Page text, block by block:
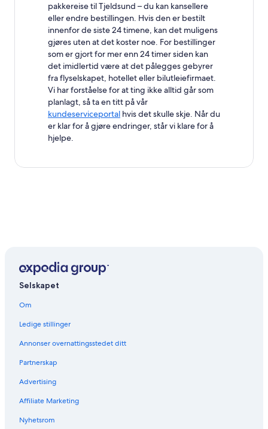
pakkereise til Tjeldsund – du kan kansellere
eller endre bestillingen. Hvis den er bestilt
innenfor de siste 24 timene, kan det muligens
gjøres uten at det koster noe. For bestillinger
som er gjort for mer enn 24 timer siden kan
det imidlertid være at det pålegges gebyrer
fra flyselskapet, hotellet eller bilutleiefirmaet.
Vi har forståelse for at ting ikke alltid går som
planlagt, så ta en titt på vår
kundeserviceportal hvis det skulle skje. Når du
er klar for å gjøre endringer, står vi klare for å
hjelpe.
Selskapet
Om
Ledige stillinger
Annonser overnattingsstedet ditt
Partnerskap
Advertising
Affiliate Marketing
Nyhetsrom